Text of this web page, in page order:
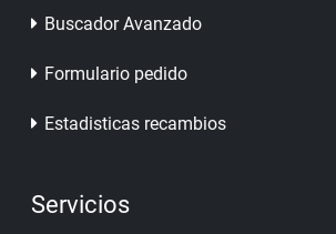
Buscador Avanzado
Formulario pedido
Estadisticas recambios
Servicios